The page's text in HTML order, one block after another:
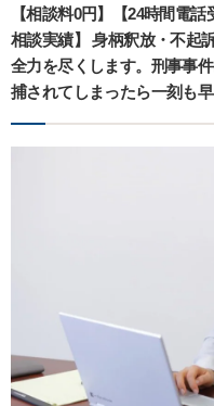
【相談料0円】【24時間電
相談実績】 身柄釈放・不起
全力を尽くします。刑事事
捕されてしまったら一刻も早